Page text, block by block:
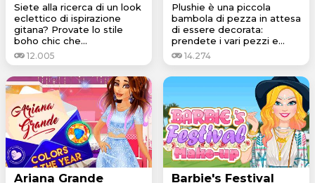
Siete alla ricerca di un look
eclettico di ispirazione
gitana? Provate lo stile
boho chic che...
12.005
Plushie è una piccola
bambola di pezza in attesa
di essere decorata:
prendete i vari pezzi e...
14.274
Ariana Grande
Barbie's Festival